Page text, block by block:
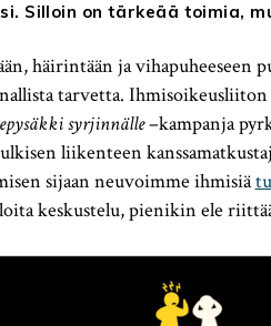
Silloin on tärkeää toimia,
häirintään ja vihapuheeseen
tarvetta.
syrjinnälle–kampanja
liikenteen
sijaan neuvoimme ihmisiä
keskustelu, pienikin ele